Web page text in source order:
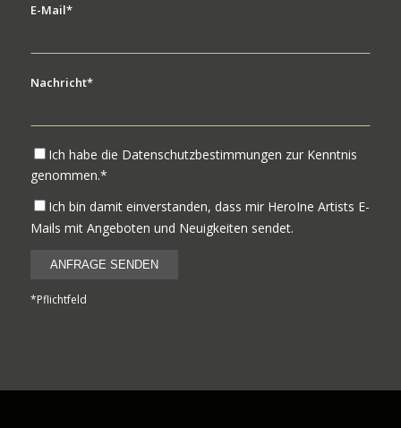
E-Mail*
Nachricht*
Ich habe die Datenschutzbestimmungen zur Kenntnis
genommen.*
Ich bin damit einverstanden, dass mir HeroIne Artists E-
Mails mit Angeboten und Neuigkeiten sendet.
*Pflichtfeld